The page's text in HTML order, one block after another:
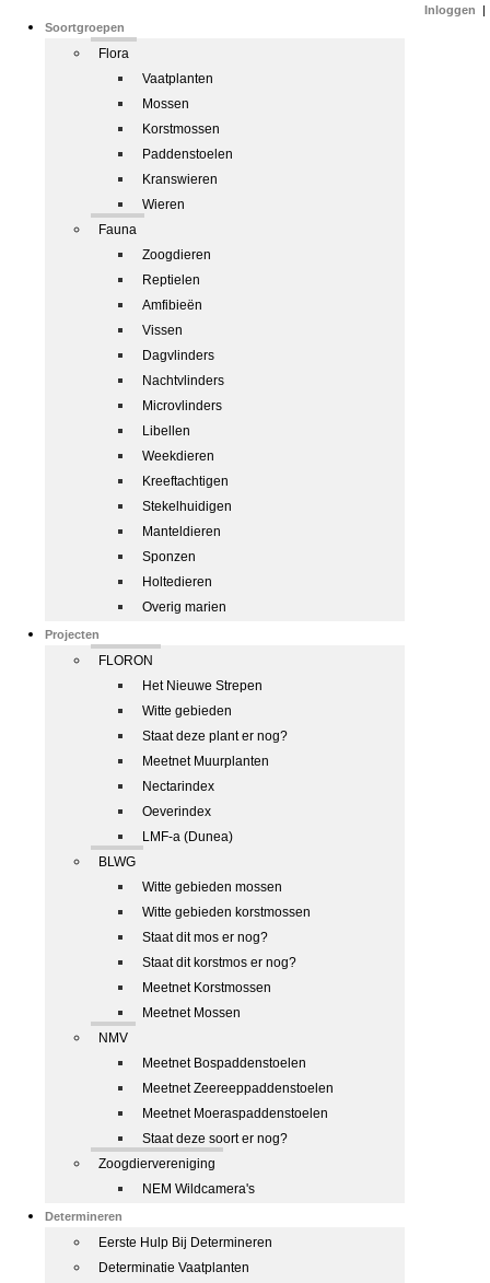
Soortgroepen
Flora
Vaatplanten
Mossen
Korstmossen
Paddenstoelen
Kranswieren
Wieren
Fauna
Zoogdieren
Reptielen
Amfibieën
Vissen
Dagvlinders
Nachtvlinders
Microvlinders
Libellen
Weekdieren
Kreeftachtigen
Stekelhuidigen
Manteldieren
Sponzen
Holtedieren
Overig marien
Projecten
FLORON
Het Nieuwe Strepen
Witte gebieden
Staat deze plant er nog?
Meetnet Muurplanten
Nectarindex
Oeverindex
LMF-a (Dunea)
BLWG
Witte gebieden mossen
Witte gebieden korstmossen
Staat dit mos er nog?
Staat dit korstmos er nog?
Meetnet Korstmossen
Meetnet Mossen
NMV
Meetnet Bospaddenstoelen
Meetnet Zeereeppaddenstoelen
Meetnet Moeraspaddenstoelen
Staat deze soort er nog?
Zoogdiervereniging
NEM Wildcamera's
Determineren
Eerste Hulp Bij Determineren
Determinatie Vaatplanten
Inloggen |